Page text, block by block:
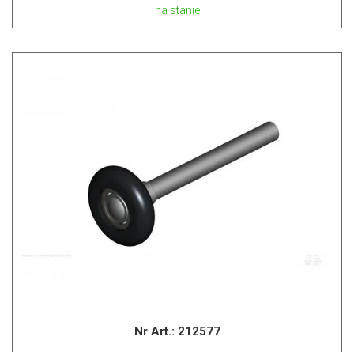
na stanie
Nr Art.: 212577